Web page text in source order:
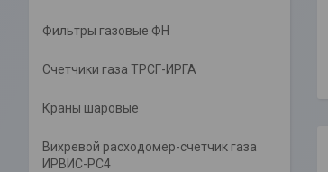
Фильтры газовые ФН
Счетчики газа ТРСГ-ИРГА
Краны шаровые
Вихревой расходомер-счетчик газа
ИРВИС-РС4